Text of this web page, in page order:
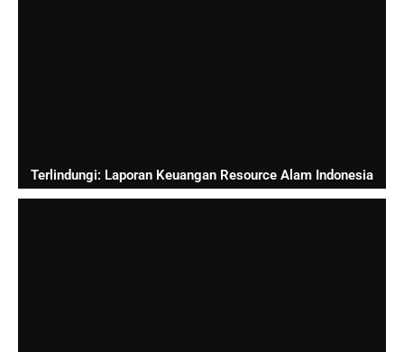
Terlindungi: Laporan Keuangan Resource Alam Indonesia